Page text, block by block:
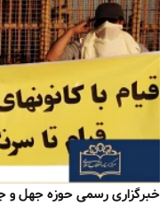
خبرگزاری رسمی حوزه جهل و